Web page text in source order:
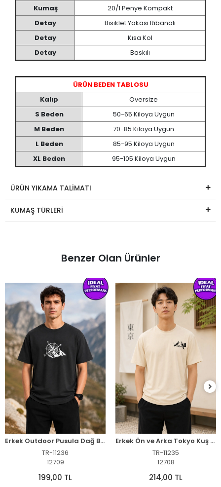
Kumaş
20/1 Penye Kompakt
Detay
Bisiklet Yakası Ribanalı
Detay
Kısa Kol
Detay
Baskılı
ÜRÜN BEDEN TABLOSU
Kalıp
Oversize
S Beden
50-65 Kiloya Uygun
M Beden
70-85 Kiloya Uygun
L Beden
85-95 Kiloya Uygun
XL Beden
95-105 Kiloya Uygun
ÜRÜN YIKAMA TALİMATI
KUMAŞ TÜRLERİ
Benzer Olan Ürünler
Erkek Outdoor Pusula Dağ Baskılı Kısa Kollu Oversize T-Shirt - Siyah
TR-11236
12709
199,00 TL
Erkek Ön ve Arka Tokyo Kuş Çiçek Baskılı Oversize T-Shirt - Ekru
TR-11235
12708
214,00 TL